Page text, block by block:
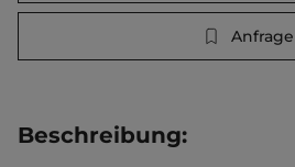
Anfrage
Beschreibung: